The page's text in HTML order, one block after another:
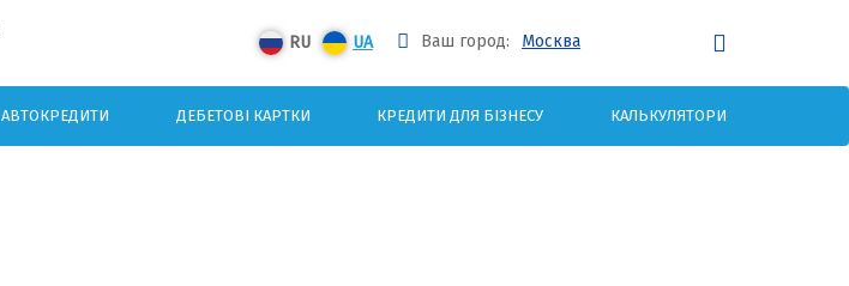
RU UA Ваш город: Москва
АВТОКРЕДИТИ ДЕБЕТОВІ КАРТКИ КРЕДИТИ ДЛЯ БІЗНЕСУ КАЛЬКУЛЯТОРИ